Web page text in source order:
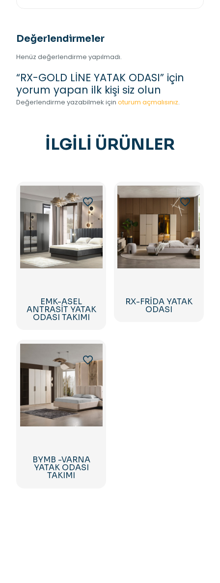
Değerlendirmeler
Henüz değerlendirme yapılmadı.
“RX-GOLD LİNE YATAK ODASI” için
yorum yapan ilk kişi siz olun
Değerlendirme yazabilmek için oturum açmalısınız.
İLGILI ÜRÜNLER
EMK-ASEL
ANTRASİT YATAK
ODASI TAKIMI
RX-FRİDA YATAK
ODASI
BYMB -VARNA
YATAK ODASI
TAKIMI